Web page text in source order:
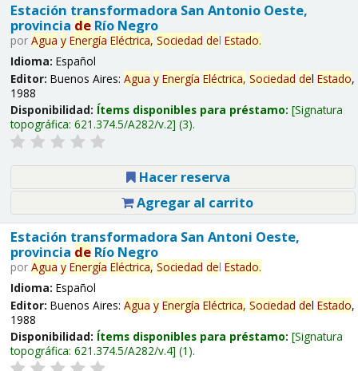
Estación transformadora San Antonio Oeste,
provincia deRío Negro
por Agua y Energía Eléctrica, Sociedad del Estado.
Idioma: Español
Editor: Buenos Aires: Agua y Energía Eléctrica, Sociedad del Estado,
1988
Disponibilidad: Ítems disponibles para préstamo: Signatura
topográfica: 621.374.5/A282/v.2 (3).
Hacer reserva
Agregar al carrito
Estación transformadora San Antoni Oeste,
provincia deRío Negro
por Agua y Energía Eléctrica, Sociedad del Estado.
Idioma: Español
Editor: Buenos Aires: Agua y Energía Eléctrica, Sociedad del Estado,
1988
Disponibilidad: Ítems disponibles para préstamo: Signatura
topográfica: 621.374.5/A282/v.4 (1).